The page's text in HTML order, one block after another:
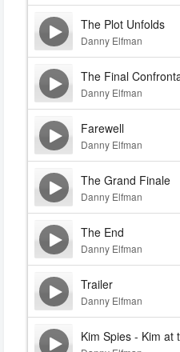
The Plot Unfolds
Danny Elfman
The Final
Danny Elfman
Farewell
Danny Elfman
The Grand Finale
Danny Elfman
The End
Danny Elfman
Trailer
Danny Elfman
Kim Spies - Kim at